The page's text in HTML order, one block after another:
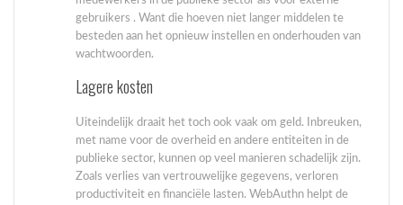
gebruikers . Want die hoeven niet langer middelen te
besteden aan het opnieuw instellen en onderhouden van
wachtwoorden.
Lagere kosten
Uiteindelijk draait het toch ook vaak om geld. Inbreuken,
met name voor de overheid en andere entiteiten in de
publieke sector, kunnen op veel manieren schadelijk zijn.
Zoals verlies van vertrouwelijke gegevens, verloren
productiviteit en financiële lasten. WebAuthn helpt de